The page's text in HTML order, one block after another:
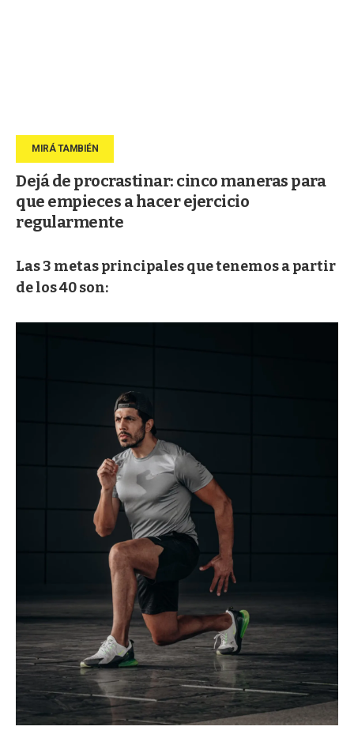
Dejá de procrastinar: cinco maneras para
que empieces a hacer ejercicio
regularmente
Las 3 metas principales que tenemos a partir
de los 40 son: